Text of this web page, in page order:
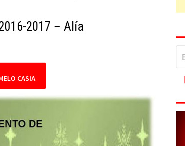
2017 – Alía
CASIA